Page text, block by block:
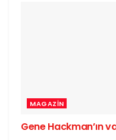
MAGAZIN
Gene Hackman’ın